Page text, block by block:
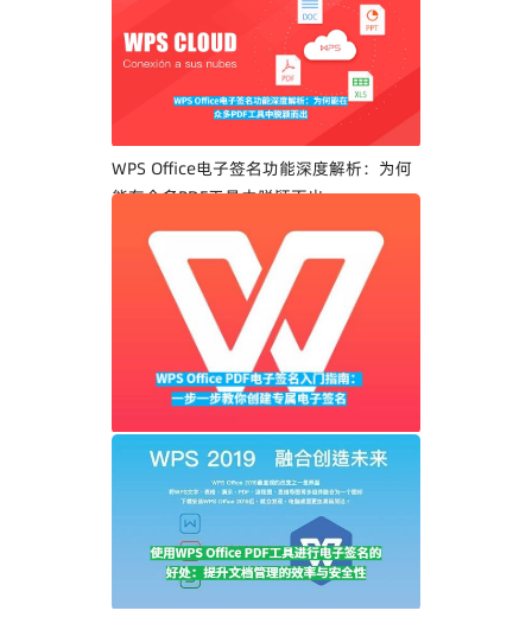
WPS Office电子签名功能深度解析：为何
能在众多PDF工具中脱颖而出
WPS Office PDF电子签名入门指南：一步
一步教你创建专属电子签名